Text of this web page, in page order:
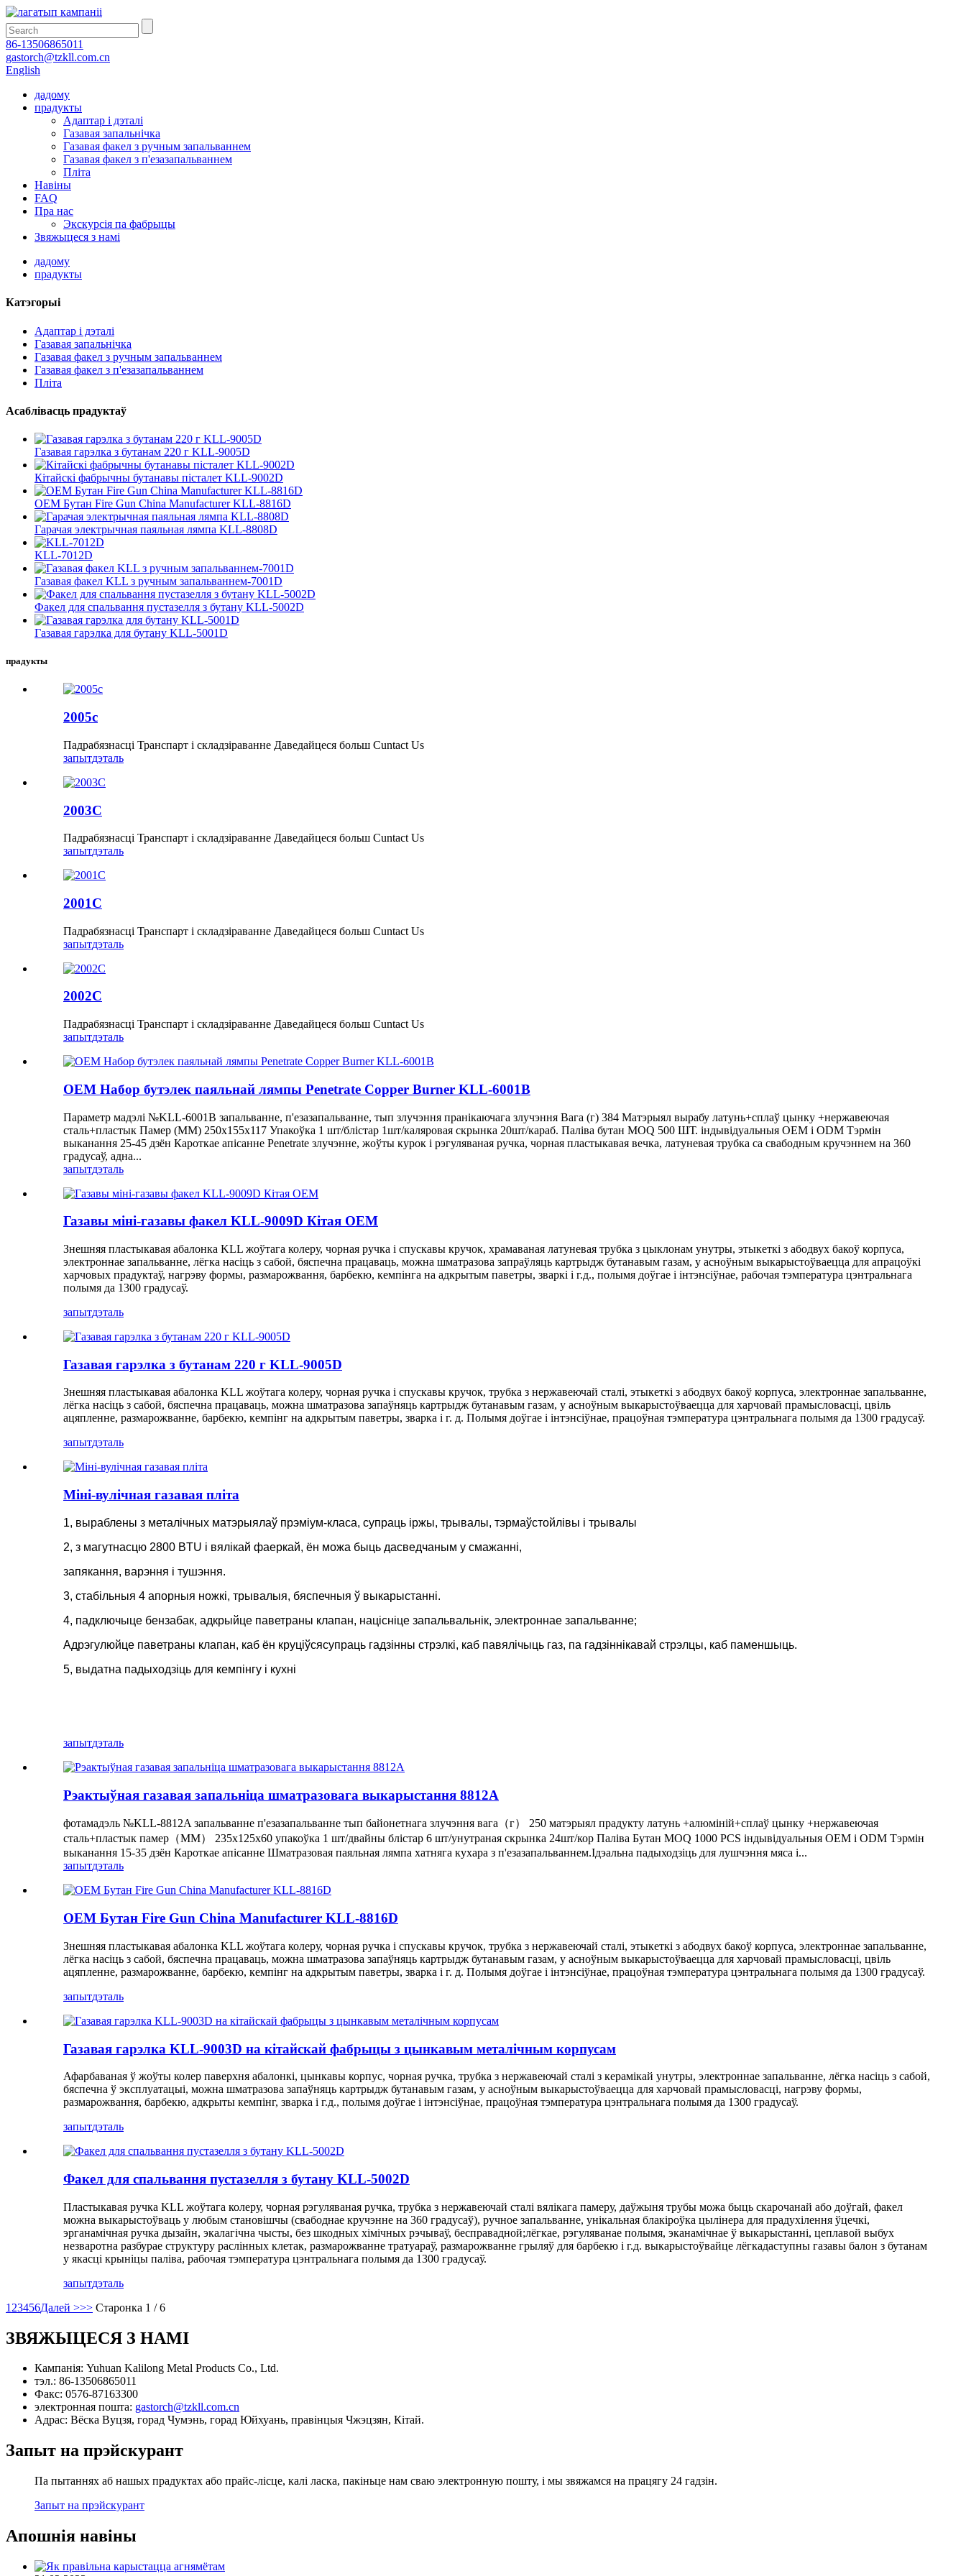
86-13506865011
gastorch@tzkll.com.cn
English
дадому
прадукты
Адаптар і дэталі
Газавая запальнічка
Газавая факел з ручным запальваннем
Газавая факел з п'езазапальваннем
Пліта
Навіны
FAQ
Пра нас
Экскурсія па фабрыцы
Звяжыцеся з намі
дадому
прадукты
Катэгорыі
Адаптар і дэталі
Газавая запальнічка
Газавая факел з ручным запальваннем
Газавая факел з п'езазапальваннем
Пліта
Асаблівасць прадуктаў
Газавая гарэлка з бутанам 220 г KLL-9005D
Кітайскі фабрычны бутанавы пісталет KLL-9002D
OEM Бутан Fire Gun China Manufacturer KLL-8816D
Гарачая электрычная паяльная лямпа KLL-8808D
KLL-7012D
Газавая факел KLL з ручным запальваннем-7001D
Факел для спальвання пустазелля з бутану KLL-5002D
Газавая гарэлка для бутану KLL-5001D
прадукты
2005c
Падрабязнасці Транспарт і складзіраванне Даведайцеся больш Cuntact Us
запытдэталь
2003C
Падрабязнасці Транспарт і складзіраванне Даведайцеся больш Cuntact Us
запытдэталь
2001C
Падрабязнасці Транспарт і складзіраванне Даведайцеся больш Cuntact Us
запытдэталь
2002C
Падрабязнасці Транспарт і складзіраванне Даведайцеся больш Cuntact Us
запытдэталь
OEM Набор бутэлек паяльнай лямпы Penetrate Copper Burner KLL-6001B
Параметр мадэлі №KLL-6001B запальванне, п'езазапальванне, тып злучэння пранікаючага злучэння Вага (г) 384 Матэрыял вырабу латунь+сплаў цынку +нержавеючая
сталь+пластык Памер (ММ) 250x155x117 Упакоўка 1 шт/блістар 1шт/каляровая скрынка 20шт/караб. Паліва бутан MOQ 500 ШТ. індывідуальныя OEM і ODM Тэрмін
выканання 25-45 дзён Кароткае апісанне Penetrate злучэнне, жоўты курок і рэгуляваная ручка, чорная пластыкавая вечка, латуневая трубка са свабодным кручэннем на 360
градусаў, адна...
запытдэталь
Газавы міні-газавы факел KLL-9009D Кітая OEM
Знешняя пластыкавая абалонка KLL жоўтага колеру, чорная ручка і спускавы кручок, храмаваная латуневая трубка з цыклонам унутры, этыкеткі з абодвух бакоў корпуса,
электроннае запальванне, лёгка насіць з сабой, бяспечна працаваць, можна шматразова запраўляць картрыдж бутанавым газам, у асноўным выкарыстоўваецца для апрацоўкі
харчовых прадуктаў, нагрэву формы, размарожвання, барбекю, кемпінга на адкрытым паветры, зваркі і г.д., полымя доўгае і інтэнсіўнае, рабочая тэмпература цэнтральнага
полымя да 1300 градусаў.
запытдэталь
Газавая гарэлка з бутанам 220 г KLL-9005D
Знешняя пластыкавая абалонка KLL жоўтага колеру, чорная ручка і спускавы кручок, трубка з нержавеючай сталі, этыкеткі з абодвух бакоў корпуса, электроннае запальванне,
лёгка насіць з сабой, бяспечна працаваць, можна шматразова запаўняць картрыдж бутанавым газам, у асноўным выкарыстоўваецца для харчовай прамысловасці, цвіль
ацяпленне, размарожванне, барбекю, кемпінг на адкрытым паветры, зварка і г. д. Полымя доўгае і інтэнсіўнае, працоўная тэмпература цэнтральнага полымя да 1300 градусаў.
запытдэталь
Міні-вулічная газавая пліта
1, выраблены з металічных матэрыялаў прэміум-класа, супраць іржы, трывалы, тэрмаўстойлівы і трывалы
2, з магутнасцю 2800 BTU і вялікай фаеркай, ён можа быць дасведчаным у смажанні,
запякання, варэння і тушэння.
3, стабільныя 4 апорныя ножкі, трывалыя, бяспечныя ў выкарыстанні.
4, падключыце бензабак, адкрыйце паветраны клапан, націсніце запальвальнік, электроннае запальванне;
Адрэгулюйце паветраны клапан, каб ён круціўсясупраць гадзінны стрэлкі, каб павялічыць газ, па гадзіннікавай стрэлцы, каб паменшыць.
5, выдатна падыходзіць для кемпінгу і кухні
запытдэталь
Рэактыўная газавая запальніца шматразовага выкарыстання 8812A
фотамадэль №KLL-8812A запальванне п'езазапальванне тып байонетнага злучэння вага（г） 250 матэрыял прадукту латунь +алюміній+сплаў цынку +нержавеючая
сталь+пластык памер（ММ） 235x125x60 упакоўка 1 шт/двайны блістар 6 шт/унутраная скрынка 24шт/кор Паліва Бутан MOQ 1000 PCS індывідуальныя OEM і ODM Тэрмін
выканання 15-35 дзён Кароткае апісанне Шматразовая паяльная лямпа хатняга кухара з п'езазапальваннем.Ідэальна падыходзіць для лушчэння мяса і...
запытдэталь
OEM Бутан Fire Gun China Manufacturer KLL-8816D
Знешняя пластыкавая абалонка KLL жоўтага колеру, чорная ручка і спускавы кручок, трубка з нержавеючай сталі, этыкеткі з абодвух бакоў корпуса, электроннае запальванне,
лёгка насіць з сабой, бяспечна працаваць, можна шматразова запаўняць картрыдж бутанавым газам, у асноўным выкарыстоўваецца для харчовай прамысловасці, цвіль
ацяпленне, размарожванне, барбекю, кемпінг на адкрытым паветры, зварка і г. д. Полымя доўгае і інтэнсіўнае, працоўная тэмпература цэнтральнага полымя да 1300 градусаў.
запытдэталь
Газавая гарэлка KLL-9003D на кітайскай фабрыцы з цынкавым металічным корпусам
Афарбаваная ў жоўты колер паверхня абалонкі, цынкавы корпус, чорная ручка, трубка з нержавеючай сталі з керамікай унутры, электроннае запальванне, лёгка насіць з сабой,
бяспечна ў эксплуатацыі, можна шматразова запаўняць картрыдж бутанавым газам, у асноўным выкарыстоўваецца для харчовай прамысловасці, нагрэву формы,
размарожвання, барбекю, адкрыты кемпінг, зварка і г.д., полымя доўгае і інтэнсіўнае, працоўная тэмпература цэнтральнага полымя да 1300 градусаў.
запытдэталь
Факел для спальвання пустазелля з бутану KLL-5002D
Пластыкавая ручка KLL жоўтага колеру, чорная рэгуляваная ручка, трубка з нержавеючай сталі вялікага памеру, даўжыня трубы можа быць скарочанай або доўгай, факел
можна выкарыстоўваць у любым становішчы (свабоднае кручэнне на 360 градусаў), ручное запальванне, унікальная блакіроўка цылінера для прадухілення ўцечкі,
эрганамічная ручка дызайн, экалагічна чысты, без шкодных хімічных рэчываў, бесправадной;лёгкае, рэгуляванае полымя, эканамічнае ў выкарыстанні, цеплавой выбух
незваротна разбурае структуру раслінных клетак, размарожванне тратуараў, размарожванне грыляў для барбекю і г.д. выкарыстоўвайце лёгкадаступны газавы балон з бутанам
у якасці крыніцы паліва, рабочая тэмпература цэнтральнага полымя да 1300 градусаў.
запытдэталь
1 23456Далей >>> Старонка 1 / 6
ЗВЯЖЫЦЕСЯ З НАМІ
Кампанія: Yuhuan Kalilong Metal Products Co., Ltd.
тэл.: 86-13506865011
Факс: 0576-87163300
электронная пошта: gastorch@tzkll.com.cn
Адрас: Вёска Вуцзя, горад Чумэнь, горад Юйхуань, правінцыя Чжэцзян, Кітай.
Запыт на прэйскурант
Па пытаннях аб нашых прадуктах або прайс-лісце, калі ласка, пакіньце нам сваю электронную пошту, і мы звяжамся на працягу 24 гадзін.
Запыт на прэйскурант
Апошнія навіны